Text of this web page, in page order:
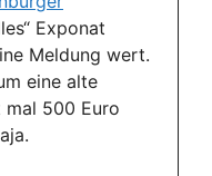
Exponat
Meldung wert.
eine alte
500 Euro